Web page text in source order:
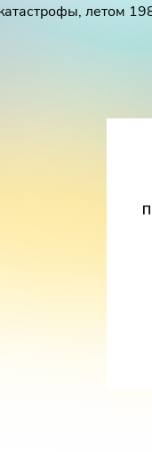
летом
РСФСР Микаэл
верой.